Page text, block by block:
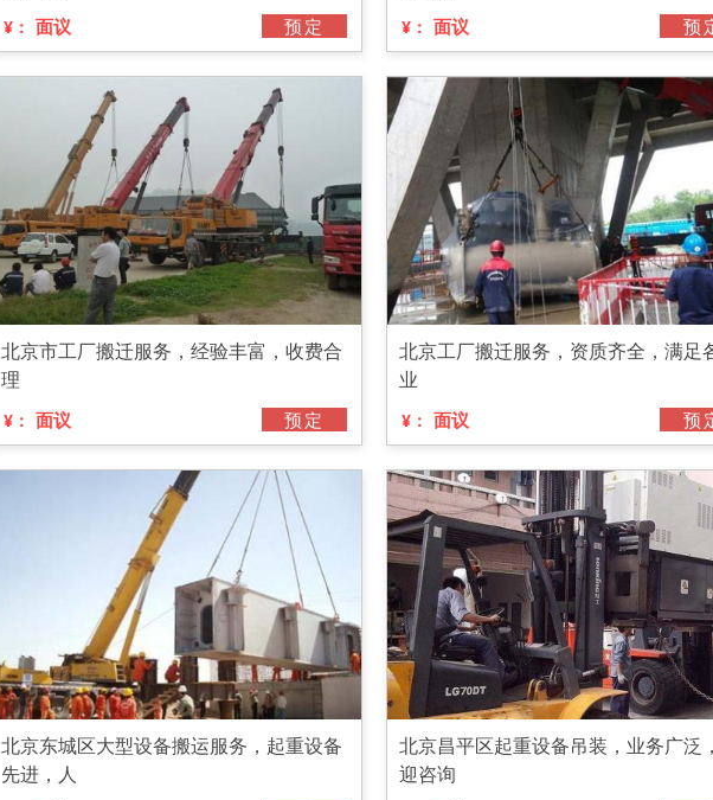
¥： 面议 预定 ¥： 面议 预
北京市工厂搬迁服务，经验丰富，收费合
理
¥： 面议 预定
北京工厂搬迁服务，资质齐全，满足
业
¥： 面议 预
北京东城区大型设备搬运服务，起重设备
先进，人
北京昌平区起重设备吊装，业务广泛
迎咨询